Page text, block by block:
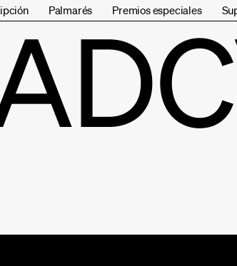
Palmarés Premios especiales